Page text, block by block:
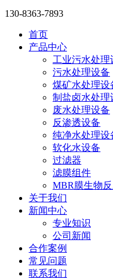
130-8363-7893
首页
产品中心
工业污水处理
污水处理设备
煤矿水处理设
制盐卤水处理
废水处理设备
反渗透设备
纯净水处理设
软化水设备
过滤器
滤膜组件
MBR膜生物
关于我们
新闻中心
专业知识
公司新闻
合作案例
常见问题
联系我们